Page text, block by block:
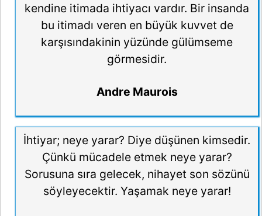
kendine itimada ihtiyacı vardır. Bir insanda
bu itimadı veren en büyük kuvvet de
karşısındakinin yüzünde gülümseme
görmesidir.
Andre Maurois
İhtiyar; neye yarar? Diye düşünen kimsedir.
Çünkü mücadele etmek neye yarar?
Sorusuna sıra gelecek, nihayet son sözünü
söyleyecektir. Yaşamak neye yarar!